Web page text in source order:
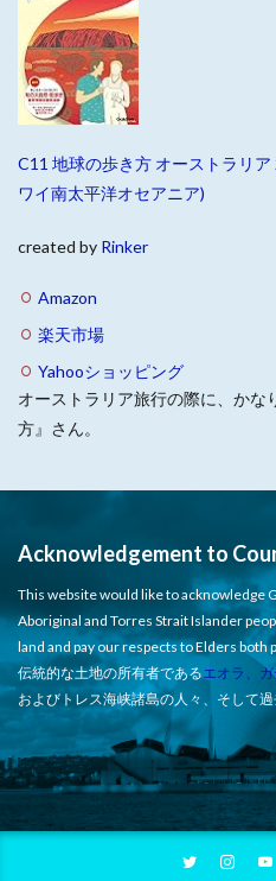
C11 地球の歩き方 オーストラリ
ワイ南太平洋オセアニア)
created by Rinker
Amazon
楽天市場
Yahooショッピング
オーストラリア旅行の際に、かな
方』さん。
Acknowledgement to
This website would like to acknowledge
Aboriginal and Torres Strait Islander
land and pay our respects to Elders
伝統的な土地の所有者であるエオラ、
およびトレス海峡諸島の人々、そして